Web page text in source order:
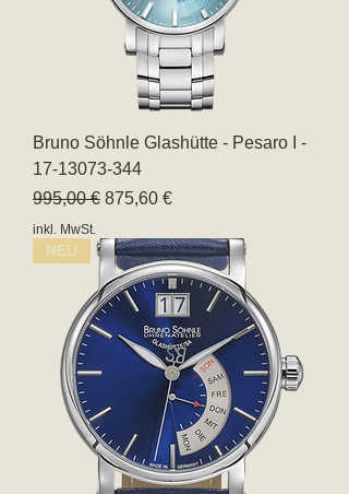
Bruno Söhnle Glashütte - Pesaro I -
17-13073-344
Standardpreis
995,00 € Sale-Preis
875,60 €
inkl. MwSt.
NEU